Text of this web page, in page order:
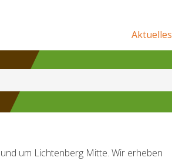
Aktuelles
um Lichtenberg Mitte. Wir erheben